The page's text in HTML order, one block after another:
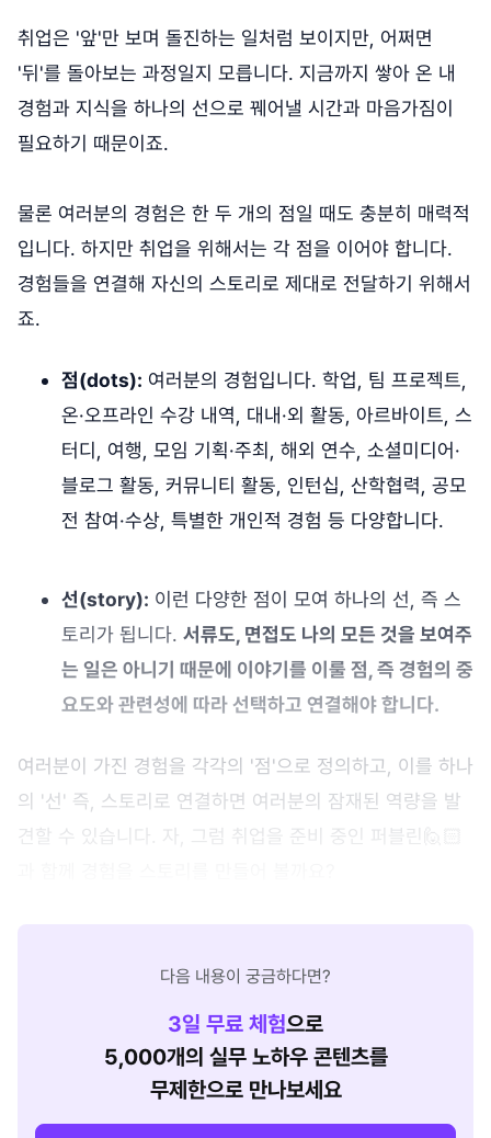
취업은 '앞'만 보며 돌진하는 일처럼 보이지만, 어쩌면
'뒤'를 돌아보는 과정일지 모릅니다. 지금까지 쌓아 온 내
경험과 지식을 하나의 선으로 꿰어낼 시간과 마음가짐이
필요하기 때문이죠.
물론 여러분의 경험은 한 두 개의 점일 때도 충분히 매력적
입니다. 하지만 취업을 위해서는 각 점을 이어야 합니다.
경험들을 연결해 자신의 스토리로 제대로 전달하기 위해서
죠.
점(dots): 여러분의 경험입니다. 학업, 팀 프로젝트,
온·오프라인 수강 내역, 대내·외 활동, 아르바이트, 스
터디, 여행, 모임 기획·주최, 해외 연수, 소셜미디어·
블로그 활동, 커뮤니티 활동, 인턴십, 산학협력, 공모
전 참여·수상, 특별한 개인적 경험 등 다양합니다.
선(story): 이런 다양한 점이 모여 하나의 선, 즉 스
토리가 됩니다. 서류도, 면접도 나의 모든 것을 보여주
는 일은 아니기 때문에 이야기를 이룰 점, 즉 경험의 중
요도와 관련성에 따라 선택하고 연결해야 합니다.
여러분이 가진 경험을 각각의 '점'으로 정의하고, 이를 하나
의 '선' 즉, 스토리로 연결하면 여러분의 잠재된 역량을 발
견할 수 있습니다. 자, 그럼 취업을 준비 중인 퍼블린🙋🏻
다음 내용이 궁금하다면?
3일 무료 체험으로
5,000개의 실무 노하우 콘텐츠를
무제한으로 만나보세요